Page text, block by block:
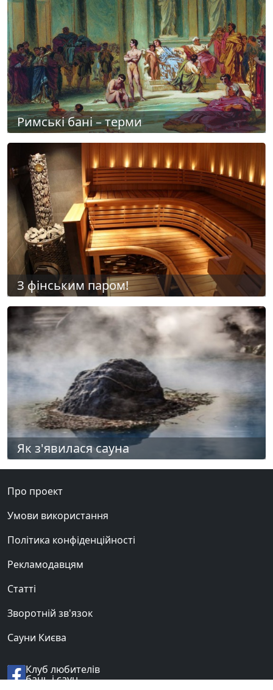
Римські бані – терми
З фінським паром!
Як з'явилася сауна
Про проект
Умови використання
Політика конфіденційності
Рекламодавцям
Статті
Зворотній зв'язок
Сауни Києва
Клуб любителів
бань і саун